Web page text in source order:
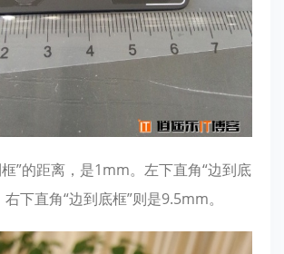
”的距离，是1mm。左下直角“边到底
下直角“边到底框”则是9.5mm。